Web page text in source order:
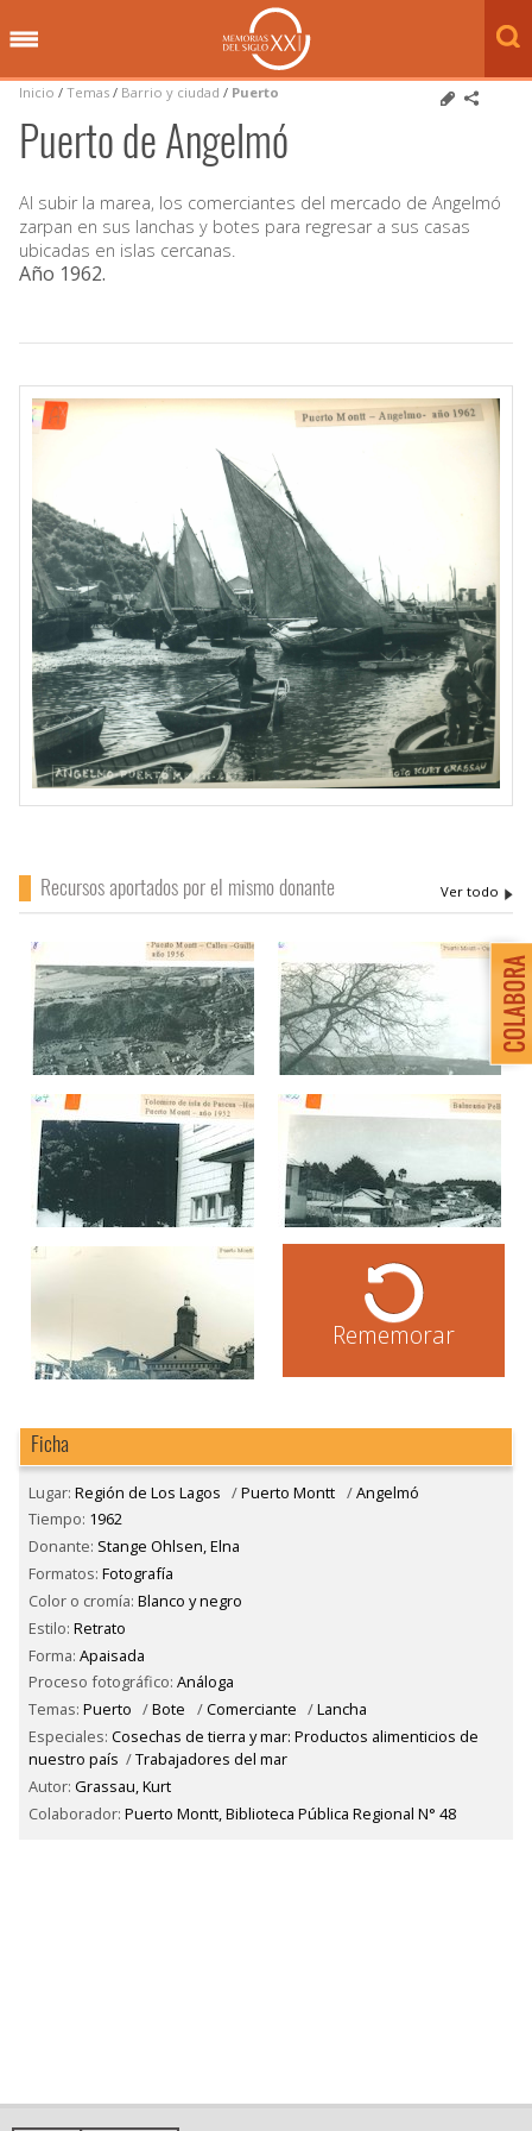
Inicio / Temas / Barrio y ciudad / Puerto
Puerto de Angelmó
Al subir la marea, los comerciantes del mercado de Angelmó
zarpan en sus lanchas y botes para regresar a sus casas
ubicadas en islas cercanas.
Año 1962.
Recursos aportados por el mismo donante
Rememorar
Ficha
Lugar: Región de Los Lagos /Puerto Montt /Angelmó
Tiempo: 1962
Donante: Stange Ohlsen, Elna
Formatos: Fotografía
Color o cromía: Blanco y negro
Estilo: Retrato
Forma: Apaisada
Proceso fotográfico: Análoga
Temas: Puerto /Bote /Comerciante /Lancha
Especiales: Cosechas de tierra y mar: Productos alimenticios de
nuestro país /Trabajadores del mar
Autor: Grassau, Kurt
Colaborador: Puerto Montt, Biblioteca Pública Regional N° 48